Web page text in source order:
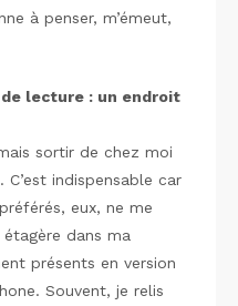
à penser, m’émeut,
lecture : un endroit
sortir de chez moi
indispensable car
eux, ne me
dans ma
présents en version
Souvent, je relis